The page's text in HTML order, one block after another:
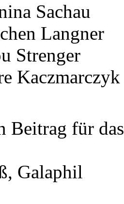
Sachau
Langner
Strenger
Kaczmarczyk
Beitrag für
Galaphil